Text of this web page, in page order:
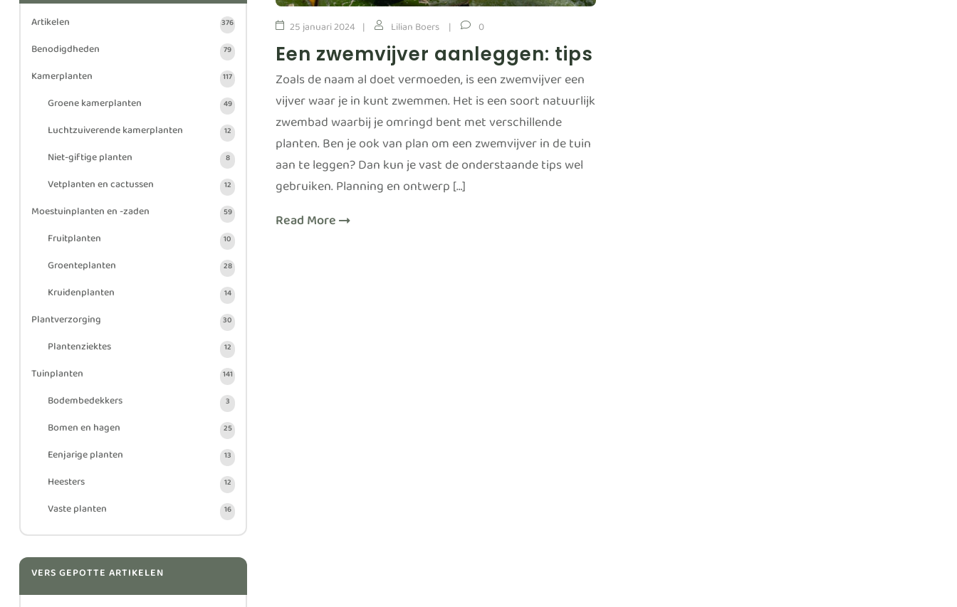
25 januari 2024 Lilian Boers 0
Een zwemvijver aanleggen: tips
Zoals de naam al doet vermoeden, is een zwemvijver een
vijver waar je in kunt zwemmen. Het is een soort natuurlijk
zwembad waarbij je omringd bent met verschillende
planten. Ben je ook van plan om een zwemvijver in de tuin
aan te leggen? Dan kun je vast de onderstaande tips wel
gebruiken. Planning en ontwerp […]
Read More
Artikelen
376
Benodigdheden 79
Kamerplanten 117
Groene kamerplanten 49
Luchtzuiverende kamerplanten 12
Niet-giftige planten 8
Vetplanten en cactussen 12
Moestuinplanten en -zaden 59
Fruitplanten 10
Groenteplanten 28
Kruidenplanten 14
Plantverzorging 30
Plantenziektes 12
Tuinplanten 141
Bodembedekkers 3
Bomen en hagen 25
Eenjarige planten 13
Heesters 12
Vaste planten 16
VERS GEPOTTE ARTIKELEN